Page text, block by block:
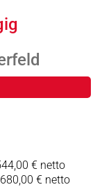
€ netto
€ netto